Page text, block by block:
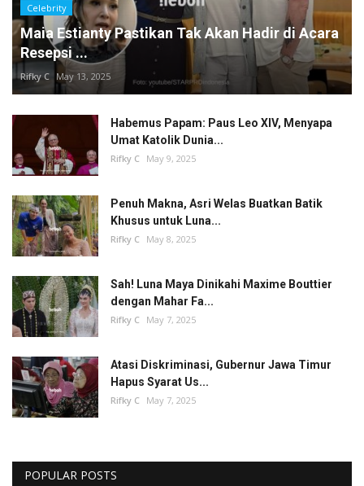
Celebrity
Maia Estianty Pastikan Tak Akan Hadir di Acara
Resepsi ...
Rifky C May 13, 2025
Habemus Papam: Paus Leo XIV, Menyapa
Umat Katolik Dunia...
Rifky C May 9, 2025
Penuh Makna, Asri Welas Buatkan Batik
Khusus untuk Luna...
Rifky C May 8, 2025
Sah! Luna Maya Dinikahi Maxime Bouttier
dengan Mahar Fa...
Rifky C May 7, 2025
Atasi Diskriminasi, Gubernur Jawa Timur
Hapus Syarat Us...
Rifky C May 7, 2025
POPULAR POSTS